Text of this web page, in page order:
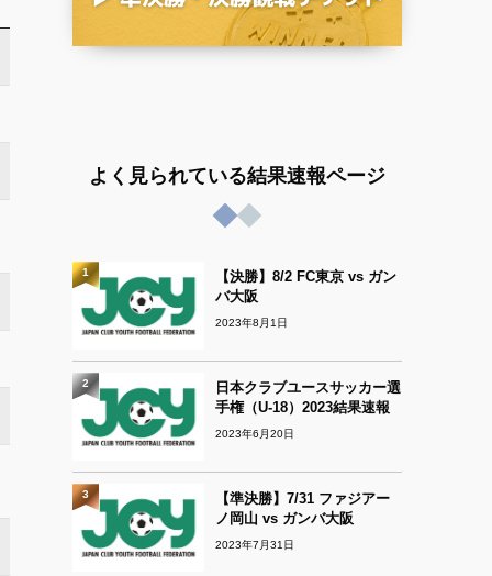
よく見られている結果速報ページ
【決勝】8/2 FC東京 vs ガン
バ大阪
2023年8月1日
1
日本クラブユースサッカー選
手権（U-18）2023結果速報
2023年6月20日
2
【準決勝】7/31 ファジアー
ノ岡山 vs ガンバ大阪
2023年7月31日
3